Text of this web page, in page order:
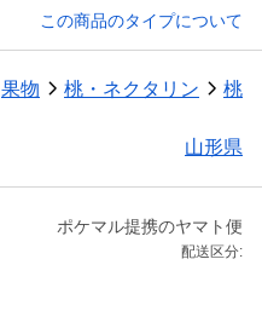
この商品のタイプについて
果物 桃・ネクタリン 桃
山形県
ポケマル提携のヤマト便
配送区分: